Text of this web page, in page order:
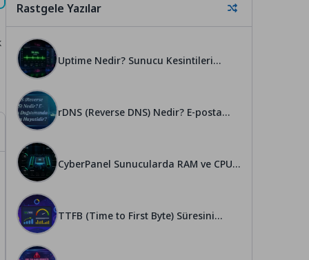
Rastgele Yazılar
Uptime Nedir? Sunucu Kesintileri
rDNS (Reverse DNS) Nedir? E-posta
CyberPanel Sunucularda RAM ve CPU
TTFB (Time to First Byte) Süresini